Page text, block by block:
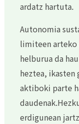
ardatz hartuta.
Autonomia
limiteen arteko
helburua da
heztea, ikasten
aktiboki parte
erdigunean